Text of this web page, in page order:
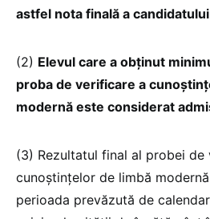
astfel nota finală a candidatului
(2) Elevul care a obținut
proba de verificare a
modernă este considerat
(3) Rezultatul final al probei de
cunoștințelor de limbă
perioada prevăzută de